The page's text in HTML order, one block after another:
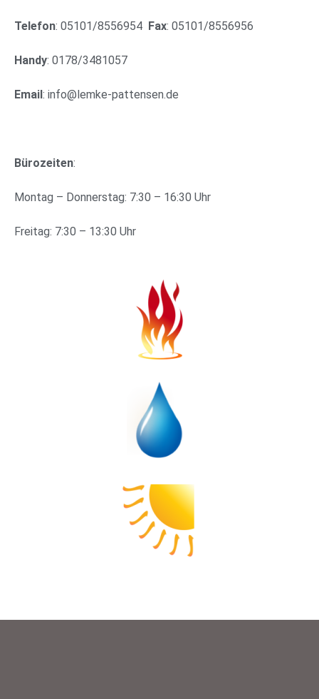
Telefon: 05101/8556954 Fax: 05101/8556956
Handy: 0178/3481057
Email : info@lemke-pattensen.de
Bürozeiten:
Montag – Donnerstag: 7:30 – 16:30 Uhr
Freitag: 7:30 – 13:30 Uhr